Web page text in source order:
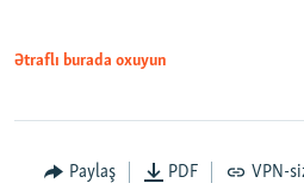
Auto 240p
Ətraflı burada oxuyun
Paylaş PDF VPN-